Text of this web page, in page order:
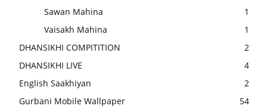
Sawan Mahina
1
Vaisakh Mahina
1
DHANSIKHI COMPITITION
2
DHANSIKHI LIVE
4
English Saakhiyan
2
Gurbani Mobile Wallpaper
54